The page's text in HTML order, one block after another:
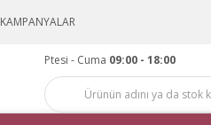
KAMPANYALAR
Ptesi - Cuma 09:00 - 18:00